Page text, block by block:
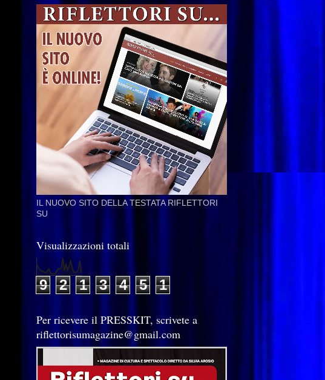
IL NUOVO SITO DELLA TESTATA RIFLETTORI
SU
Visualizzazioni totali
9 2 1 3 4 5 1
Per ricevere il PRESSKIT, scrivete a
riflettorisumagazine@gmail.com